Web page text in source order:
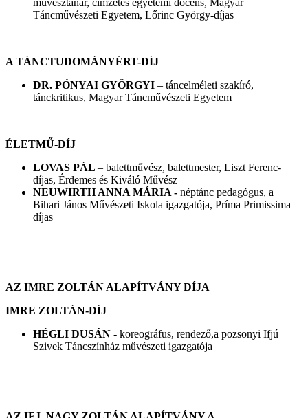
Táncművészeti Egyetem, Lőrinc György-díjas
A TÁNCTUDOMÁNYÉRT-DÍJ
DR. PÓNYAI GYÖRGYI – táncelméleti szakíró,
tánckritikus, Magyar Táncművészeti Egyetem
ÉLETMŰ-DÍJ
LOVAS PÁL – balettművész, balettmester, Liszt Ferenc-
díjas, Érdemes és Kiváló Művész
NEUWIRTH ANNA MÁRIA - néptánc pedagógus, a
Bihari János Művészeti Iskola igazgatója, Príma Primissima
díjas
AZ IMRE ZOLTÁN ALAPÍTVÁNY DÍJA
IMRE ZOLTÁN-DÍJ
HÉGLI DUSÁN - koreográfus, rendező,a pozsonyi Ifjú
Szivek Táncszínház művészeti igazgatója